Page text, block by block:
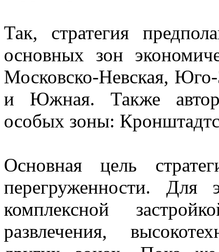
Так, стратегия
основных зон
Московско-Невская,
и Южная. Также
особых зоны:
Основная цель
перегруженности. Для
комплексной
развлечения,